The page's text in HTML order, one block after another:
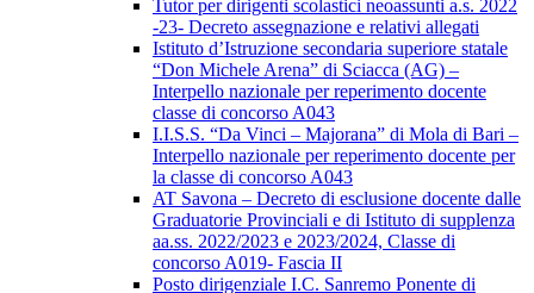
Tutor per dirigenti scolastici neoassunti a.s. 2022
-23- Decreto assegnazione e relativi allegati
Istituto d’Istruzione secondaria superiore statale
“Don Michele Arena” di Sciacca (AG) –
Interpello nazionale per reperimento docente
classe di concorso A043
I.I.S.S. “Da Vinci – Majorana” di Mola di Bari –
Interpello nazionale per reperimento docente per
la classe di concorso A043
AT Savona – Decreto di esclusione docente dalle
Graduatorie Provinciali e di Istituto di supplenza
aa.ss. 2022/2023 e 2023/2024, Classe di
concorso A019- Fascia II
Posto dirigenziale I.C. Sanremo Ponente di